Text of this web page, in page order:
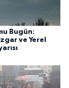
Bugün:
ve Yerel